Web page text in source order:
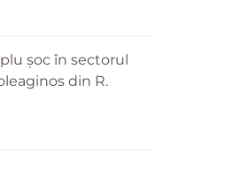
șoc în sectorul
din R.